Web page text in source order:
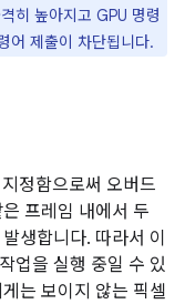
히 높아지고 GPU 명령
어 제출이 차단됩니다.
정함으로써 오버드
프레임 내에서 두
생합니다. 따라서 이
업을 실행 중일 수 있
는 보이지 않는 픽셀